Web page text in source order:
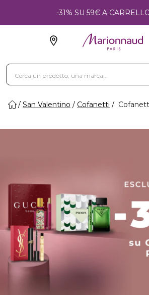
-31% SU 59€ A
San Valentino Cofanetti